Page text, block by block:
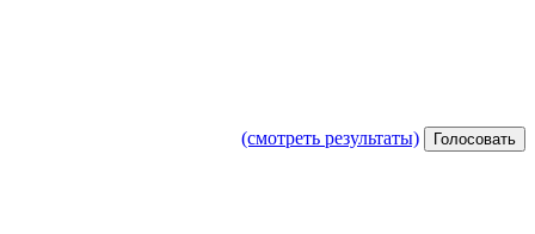
(смотреть результаты)